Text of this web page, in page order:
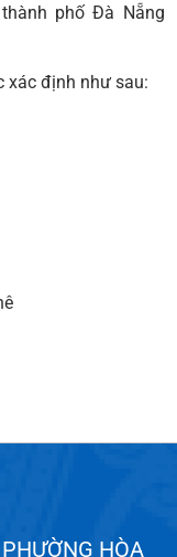
phố Đà Nẵng
xác định như sau:
HÒA